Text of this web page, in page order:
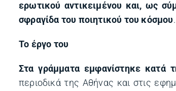
ερωτικού αντικειμένου και, ως
σφραγίδα του ποιητικού του κόσμου.
Το έργο του
Στα γράμματα εμφανίστηκε κατά
περιοδικά της Αθήνας και στις